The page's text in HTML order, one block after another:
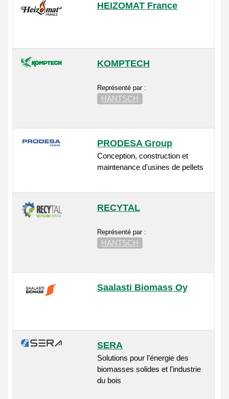
HEIZOMAT France
KOMPTECH
Représenté par :
HANTSCH
PRODESA Group
Conception, construction et
maintenance d'usines de pellets
RECYTAL
Représenté par :
HANTSCH
Saalasti Biomass Oy
SERA
Solutions pour l’énergie des
biomasses solides et l'industrie
du bois